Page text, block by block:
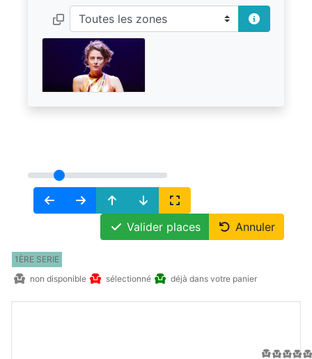
Valider places Annuler
1ÈRE SERIE
non disponible
sélectionné déjà dans votre panier